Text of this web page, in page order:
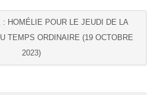
: HOMÉLIE POUR LE JEUDI DE LA
TEMPS ORDINAIRE (19 OCTOBRE
2023)